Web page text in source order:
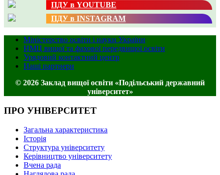
ПДУ в YOUTUBE
ПДУ в INSTAGRAM
Міністерство освіти і науки України
НМЦ вищої та фахової передвищої освіти
Урядовий контактний центр
Наші партнери
© 2026 Заклад вищої освіти «Подільський державний
університет»
ПРО УНІВЕРСИТЕТ
Загальна характеристика
Історія
Структура університету
Керівництво університету
Вчена рада